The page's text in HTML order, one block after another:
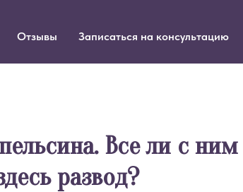
Отзывы Записаться на консультацию
Все ли с ним
развод?